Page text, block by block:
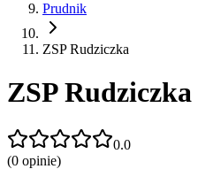
Prudnik
ZSP Rudziczka
ZSP Rudziczka
0.0
(0 opinie)